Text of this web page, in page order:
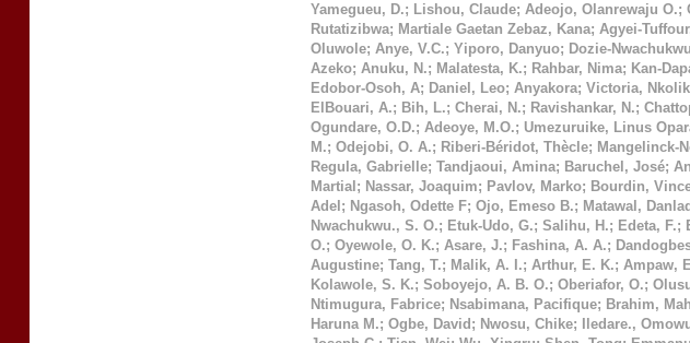
Yamegueu, D.; Lishou, Claude; Adeojo, Olanrewaju O.;
Rutatizibwa; Martiale Gaetan Zebaz, Kana; Agyei-
Oluwole; Anye, V.C.; Yiporo, Danyuo; Dozie-
Azeko; Anuku, N.; Malatesta, K.; Rahbar, Nima; Kan-
Edobor-Osoh, A; Daniel, Leo; Anyakora; Victoria,
ElBouari, A.; Bih, L.; Cherai, N.; Ravishankar, N.;
Ogundare, O.D.; Adeoye, M.O.; Umezuruike, Linus
M.; Odejobi, O. A.; Riberi-Béridot, Thècle; Mangelinck-
Regula, Gabrielle; Tandjaoui, Amina; Baruchel, José;
Martial ; Nassar, Joaquim; Pavlov, Marko; Bourdin,
Adel ; Ngasoh, Odette F; Ojo, Emeso B.; Matawal,
Nwachukwu., S. O.; Etuk-Udo, G.; Salihu, H.; Edeta, F.;
O.; Oyewole, O. K.; Asare, J.; Fashina, A. A.;
Augustine; Tang, T.; Malik, A. I.; Arthur, E. K.; Ampaw,
Kolawole, S. K.; Soboyejo, A. B. O.; Oberiafor, O.;
Ntimugura, Fabrice; Nsabimana, Pacifique; Brahim,
Haruna M.; Ogbe, David ; Nwosu, Chike; Iledare.,